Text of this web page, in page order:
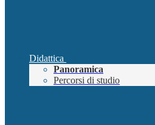
Didattica
Panoramica
Percorsi di studio